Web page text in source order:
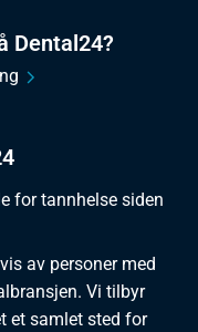
for tannhelse siden
av personer med
Vi tilbyr
et samlet sted for
Dental24?